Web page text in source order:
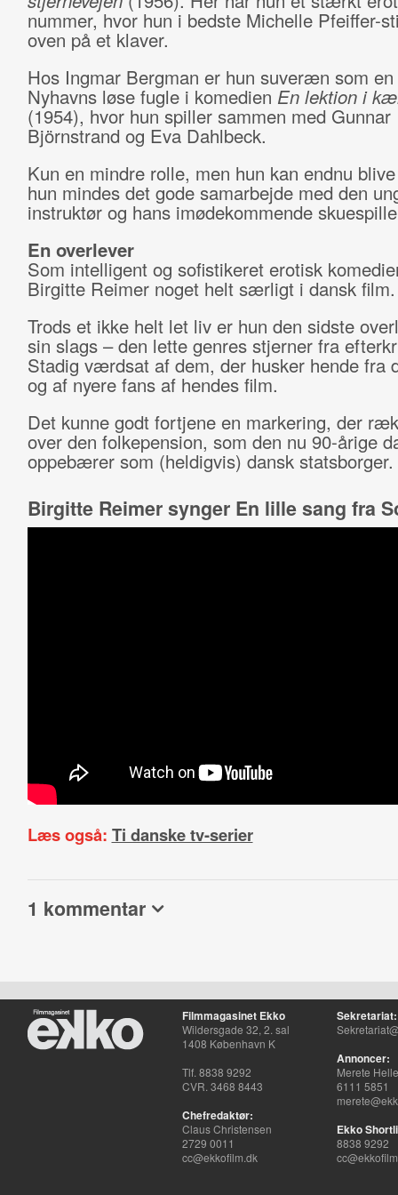
nummer, hvor hun i bedste Michelle Pfeiffer-
oven på et klaver.
Hos Ingmar Bergman er hun suveræn som
Nyhavns løse fugle i komedien En lektion i
(1954), hvor hun spiller sammen med Gunnar
Björnstrand og Eva Dahlbeck.
Kun en mindre rolle, men hun kan endnu
hun mindes det gode samarbejde med den
instruktør og hans imødekommende
En overlever
Som intelligent og sofistikeret erotisk
Birgitte Reimer noget helt særligt i dansk film.
Trods et ikke helt let liv er hun den sidste
sin slags – den lette genres stjerner fra
Stadig værdsat af dem, der husker hende fra
og af nyere fans af hendes film.
Det kunne godt fortjene en markering, der
over den folkepension, som den nu 90-årige
oppebærer som (heldigvis) dansk statsborger.
Birgitte Reimer synger En lille sang fra
Læs også: Ti danske tv-serier
1 kommentar
Filmmagasinet Ekko
Wildersgade 32, 2. sal
1408 København K
Tlf. 8838 9292
CVR. 3468 8443
Chefredaktør:
Claus Christensen
2729 0011
cc@ekkofilm.dk
Sekretariat:
Annoncer:
Merete
6111 5851
Ekko
8838 9292